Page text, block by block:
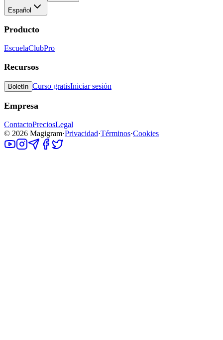
Español
Producto
EscuelaClubPro
Recursos
Boletín Curso gratisIniciar sesión
Empresa
ContactoPreciosLegal
© 2026 Magigram·Privacidad·Términos·Cookies